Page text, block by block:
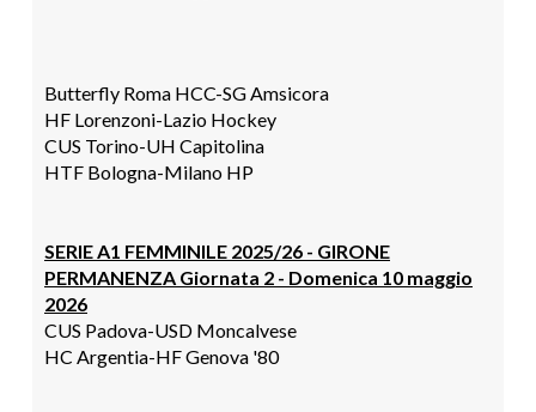
Butterfly Roma HCC-SG Amsicora
HF Lorenzoni-Lazio Hockey
CUS Torino-UH Capitolina
HTF Bologna-Milano HP
SERIE A1 FEMMINILE 2025/26 - GIRONE
PERMANENZA Giornata 2 - Domenica 10 maggio
2026
CUS Padova-USD Moncalvese
HC Argentia-HF Genova '80